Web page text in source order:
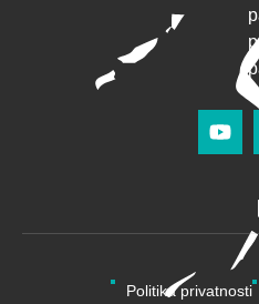
Politika privatnosti